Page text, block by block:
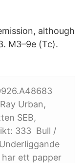
although
M3–9e (Tc).
Urban,
SEB,
333 Bull /
har ett papper